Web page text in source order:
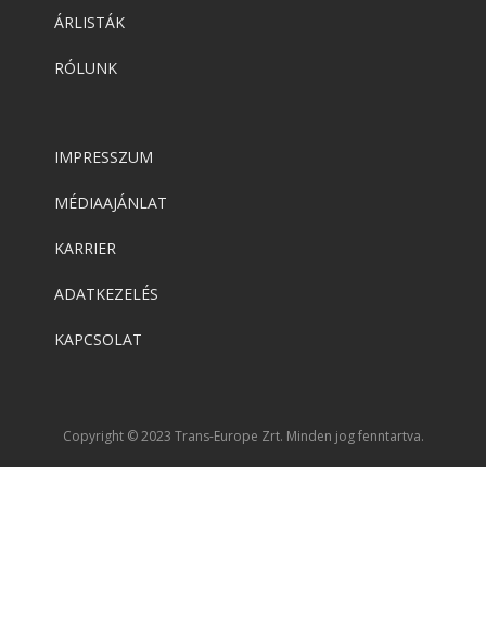
ÁRLISTÁK
RÓLUNK
IMPRESSZUM
MÉDIAAJÁNLAT
KARRIER
ADATKEZELÉS
KAPCSOLAT
Copyright © 2023 Trans-Europe Zrt. Minden jog fenntartva.